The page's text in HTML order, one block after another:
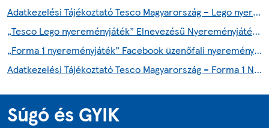
Adatkezelési Tájékoztató Tesco Magyarország – Lego nyereményjáték 2026
„Tesco Lego nyereményjáték” Elnevezésű Nyereményjáték Részvételi- És Játékszabályzata 2026
„Forma 1 nyereményjáték” Facebook üzenőfali nyereményjáték” – hivatalos részvételi- és játékszabályzat
Adatkezelési Tájékoztató Tesco Magyarország – Forma 1 Nyereményjáték
Súgó és GYIK